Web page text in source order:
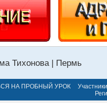
Тихонова | Пермь
НА ПРОБНЫЙ УРОК
Участники